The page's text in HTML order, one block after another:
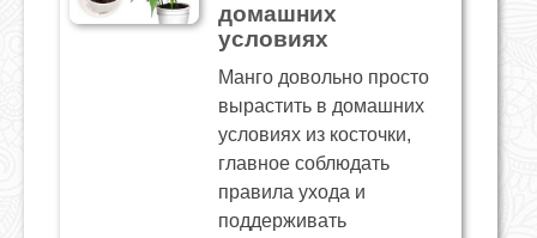
домашних
условиях
Манго довольно просто
вырастить в домашних
условиях из косточки,
главное соблюдать
правила ухода и
поддерживать